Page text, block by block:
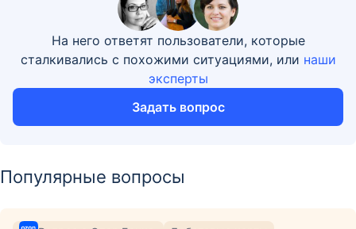
На него ответят пользователи, которые
сталкивались с похожими ситуациями, или наши
эксперты
Задать вопрос
Популярные вопросы